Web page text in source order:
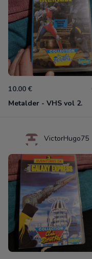
10.00 €
Metalder - VHS vol 2.
VictorHugo75